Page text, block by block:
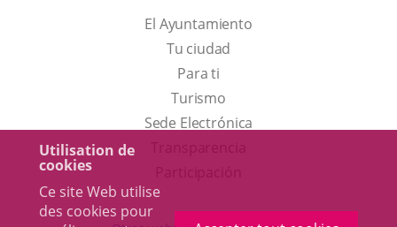
Utilisation de
cookies
Ce site Web utilise
des cookies pour
El Ayuntamiento
Tu ciudad
Para ti
TurismoEste
enlace
una
Sede Electrónica
externa.